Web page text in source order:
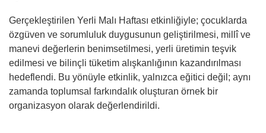
Gerçekleştirilen Yerli Malı Haftası etkinliğiyle; çocuklarda
özgüven ve sorumluluk duygusunun geliştirilmesi, millî ve
manevi değerlerin benimsetilmesi, yerli üretimin teşvik
edilmesi ve bilinçli tüketim alışkanlığının kazandırılması
hedeflendi. Bu yönüyle etkinlik, yalnızca eğitici değil; aynı
zamanda toplumsal farkındalık oluşturan örnek bir
organizasyon olarak değerlendirildi.